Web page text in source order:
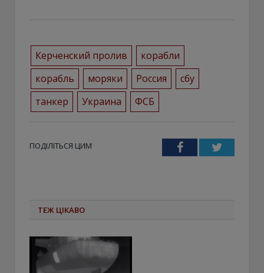
Керченский пролив
корабли
корабль
моряки Россия
сбу
танкер
Украина ФСБ
ПОДІЛІТЬСЯ ЦИМ FacebookTwitter
ТЕЖ ЦІКАВО